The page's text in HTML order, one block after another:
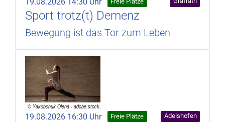
Sport trotz(t) Demenz
Bewegung ist das Tor zum Leben
19.08.2026 16:30 Uhr Freie Plätze Adelshofen